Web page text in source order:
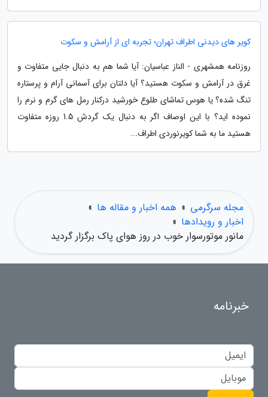
کویر های دیدنی اطراف تهران؛ تجربه ای از آرامش و سکوت
روزنامه همشهری - الناز عباسیان: آیا شما هم به دنبال جایی متفاوت و
غرق در آرامش و سکوت هستید؟ آیا دلتان برای آسمانی آرام و پرستاره
تنگ شده؟ یا هوس تماشای طلوع خورشید درکنار رمل های گرم و نرم را
نموده اید؟ با این اوصاف اگر به دنبال یک گردش 1.5 روزه متفاوت
هستید ما به شما کویرنوردی اطراف...
مجله سرگرمی » همه اخبار و مقاله ها »
اخبار و رویدادها »
مانور موتورسوار خوب در روز هوای پاک برگزار گردید
خبرنامه